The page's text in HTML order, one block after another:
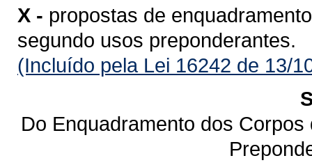
X - propostas de
segundo usos preponderantes.
(Incluído pela Lei 16242 de 13/
Do Enquadramento dos